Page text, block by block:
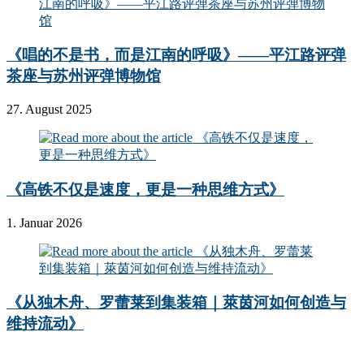
《唱的不是书，而是江南的呼吸》——平江路评弹
茶座与苏州评弹博物馆
27. August 2025
《高铁不仅是速度，更是一种思维方式》
1. Januar 2026
《从独木舟、罗蕾莱到集装箱｜萊茵河如何创造与
维持流动》